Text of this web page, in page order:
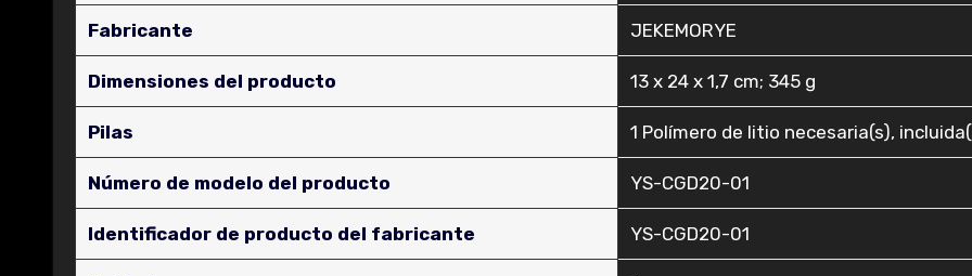
Fabricante ‎JEKEMORYE
Dimensiones del producto ‎13 x 24 x 1,7 cm; 345 g
Pilas ‎1 Polímero de litio necesaria(s),
Número de modelo del producto ‎YS-CGD20-01
Identificador de producto del fabricante ‎YS-CGD20-01